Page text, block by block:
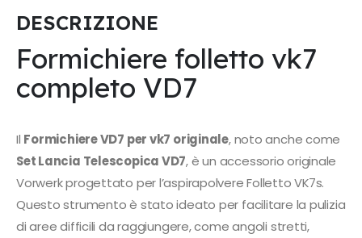
DESCRIZIONE
Formichiere folletto vk7
completo VD7
Il Formichiere VD7 per vk7 originale, noto anche come
Set Lancia Telescopica VD7, è un accessorio originale
Vorwerk progettato per l’aspirapolvere Folletto VK7s.
Questo strumento è stato ideato per facilitare la pulizia
di aree difficili da raggiungere, come angoli stretti,